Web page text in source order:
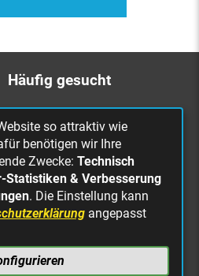
Häufig gesucht
Bürgerbüro
Online Rathaus
Was erledige ich wo?
Stellenangebote
Mängelmeldung
defekt
so attraktiv wie
benötigen wir Ihre
Zwecke: Technisch
Statistiken & Verbesserung
. Die Einstellung kann
angepasst